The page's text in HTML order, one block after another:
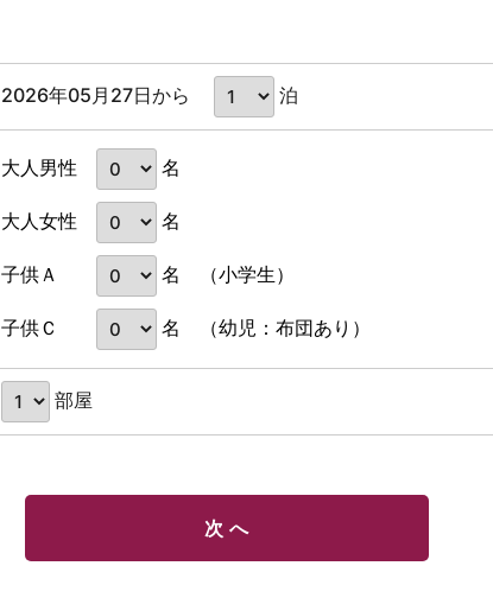
2026年05月27日から 泊
大人男性 名
大人女性 名
子供Ａ 名 （小学生）
子供Ｃ 名 （幼児：布団あり）
部屋